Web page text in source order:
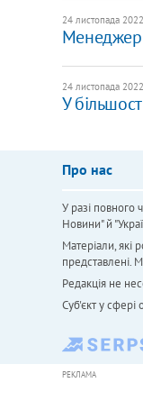
24 листопада
Менеджер
24 листопада
У
Про нас
У разі повного
Новини" й
Матеріали, які
представлені.
Редакція не
Cуб'єкт у
РЕКЛАМА